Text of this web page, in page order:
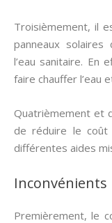
Troisièmement, il
panneaux
l’eau sanitaire.
faire chauffer l’eau
Quatrièmement et
de réduire le coût
différentes aides
Inconvénients
Premièrement, le